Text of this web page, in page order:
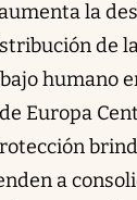
la
de
humano
Europa
a